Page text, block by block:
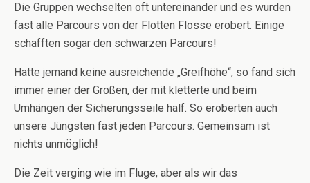
Die Gruppen wechselten oft untereinander und es wurden
fast alle Parcours von der Flotten Flosse erobert. Einige
schafften sogar den schwarzen Parcours!
Hatte jemand keine ausreichende „Greifhöhe“, so fand sich
immer einer der Großen, der mit kletterte und beim
Umhängen der Sicherungsseile half. So eroberten auch
unsere Jüngsten fast jeden Parcours. Gemeinsam ist
nichts unmöglich!
Die Zeit verging wie im Fluge, aber als wir das